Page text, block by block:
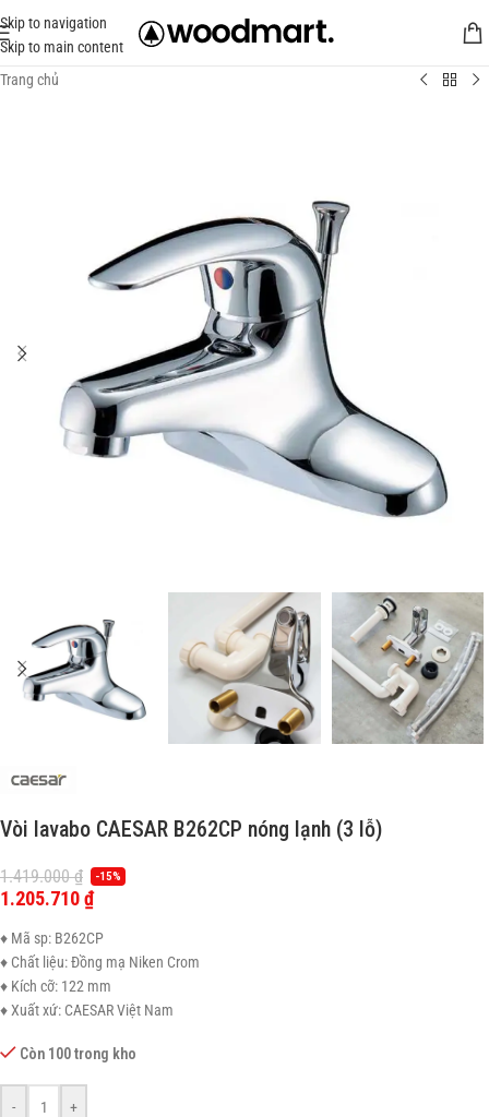
Skip to navigation
Skip to main content
Trang chủ
Vòi lavabo CAESAR B262CP nóng lạnh (3 lỗ)
1.419.000₫ -15%
1.205.710₫
♦ Mã sp: B262CP
♦ Chất liệu: Đồng mạ Niken Crom
♦ Kích cỡ: 122 mm
♦ Xuất xứ: CAESAR Việt Nam
Còn 100 trong kho
- +